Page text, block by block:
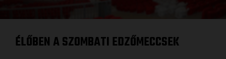
ÉLŐBEN A SZOMBATI EDZŐMECCSEK